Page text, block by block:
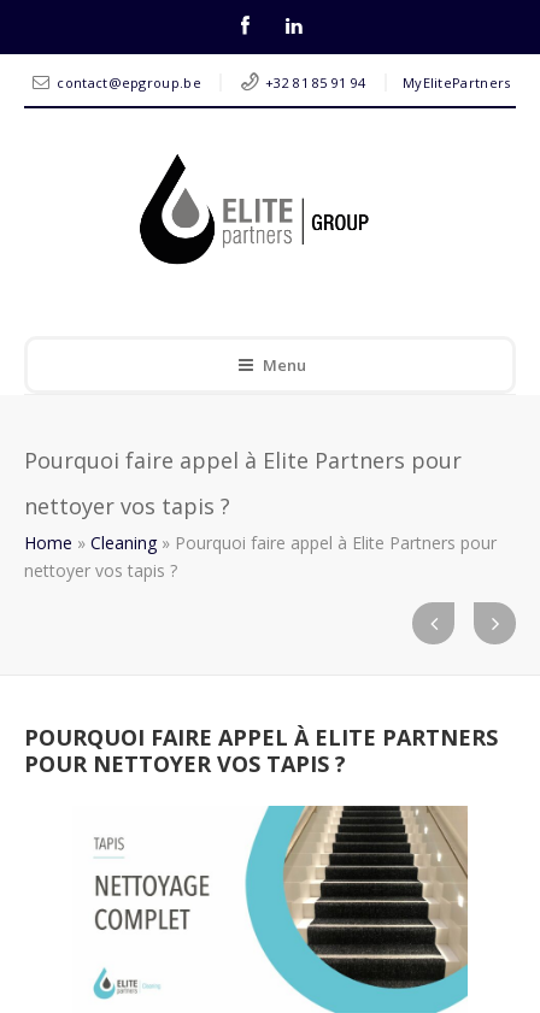
contact@epgroup.be +32 81 85 91 94 MyElitePartners
Menu
Pourquoi faire appel à Elite Partners pour
nettoyer vos tapis ?
Home » Cleaning » Pourquoi faire appel à Elite Partners pour
nettoyer vos tapis ?
POURQUOI FAIRE APPEL À ELITE PARTNERS
POUR NETTOYER VOS TAPIS ?